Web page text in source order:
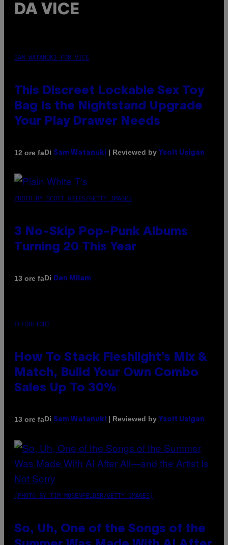
DA VICE
SAM WATANUKI FOR VICE
This Discreet Lockable Sex Toy
Bag Is the Nightstand Upgrade
Your Play Drawer Needs
12 ore faDi Sam Watanuki | Reviewed by Ysolt Usigan
PHOTO BY SCOTT GRIES/GETTY IMAGES
3 No-Skip Pop-Punk Albums
Turning 20 This Year
13 ore faDi Dan Milam
FLESHLIGHT
How To Stack Fleshlight’s Mix &
Match, Build Your Own Combo
Sales Up To 30%
13 ore faDi Sam Watanuki | Reviewed by Ysolt Usigan
(PHOTO BY TIM MOSENFELDER/GETTY IMAGES)
So, Uh, One of the Songs of the